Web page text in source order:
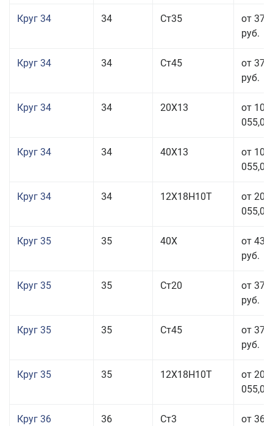
Круг 34 34 Ст35
от 37
руб.
Круг 34 34 Ст45
от 37
руб.
Круг 34 34 20Х13
от 101
055,00
Круг 34 34 40Х13
от 101
055,00
Круг 34 34 12Х18Н10Т
от 208
055,00
Круг 35 35 40Х
от 43
руб.
Круг 35 35 Ст20
от 37
руб.
Круг 35 35 Ст45
от 37
руб.
Круг 35 35 12Х18Н10Т
от 208
055,00
Круг 36 36 Ст3
от 36